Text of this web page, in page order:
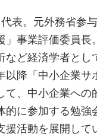
表。元外務省参
事業評価委員長。
など経済学者とし
以降「中小企業サ
て、中小企業への
的に参加する勉強
活動を展開して